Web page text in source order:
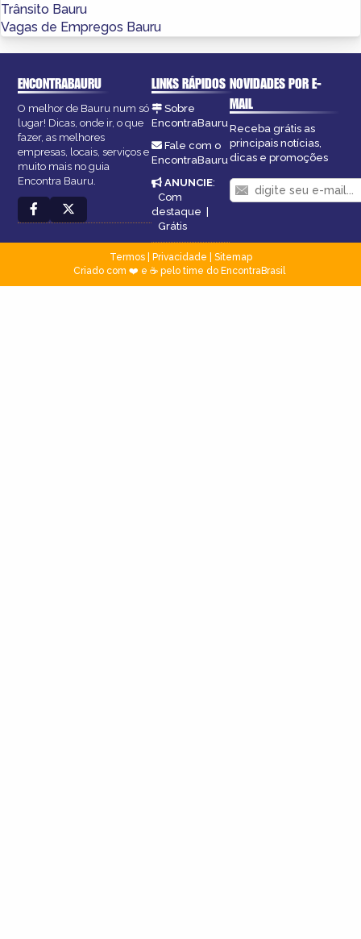
Trânsito Bauru
Vagas de Empregos Bauru
ENCONTRABAURU
O melhor de Bauru num só
lugar! Dicas, onde ir, o que
fazer, as melhores
empresas, locais, serviços e
muito mais no guia
Encontra Bauru.
LINKS RÁPIDOS
Sobre
EncontraBauru
Fale com o
EncontraBauru
ANUNCIE:
Com
destaque
Grátis
NOVIDADES POR E-
MAIL
Receba grátis as
principais notícias,
dicas e promoções
Termos| Privacidade
Sitemap
Criado com ❤️ e ☕ pelo time do EncontraBrasil